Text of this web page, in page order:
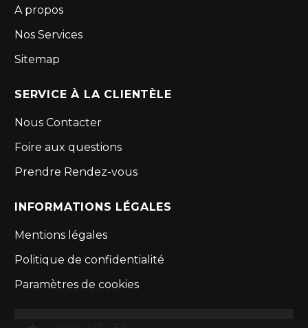
A propos
Nos Services
Sitemap
SERVICE À LA CLIENTÈLE
Nous Contacter
Foire aux questions
Prendre Rendez-vous
INFORMATIONS LÉGALES
Mentions légales
Politique de confidentialité
Paramètres de cookies